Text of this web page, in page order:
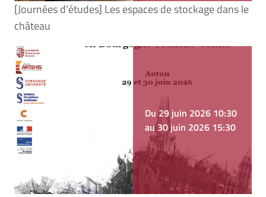
[Journées d’études] Les espaces de stockage dans le
château
Du 29 juin 2026 10:30
au 30 juin 2026 15:30